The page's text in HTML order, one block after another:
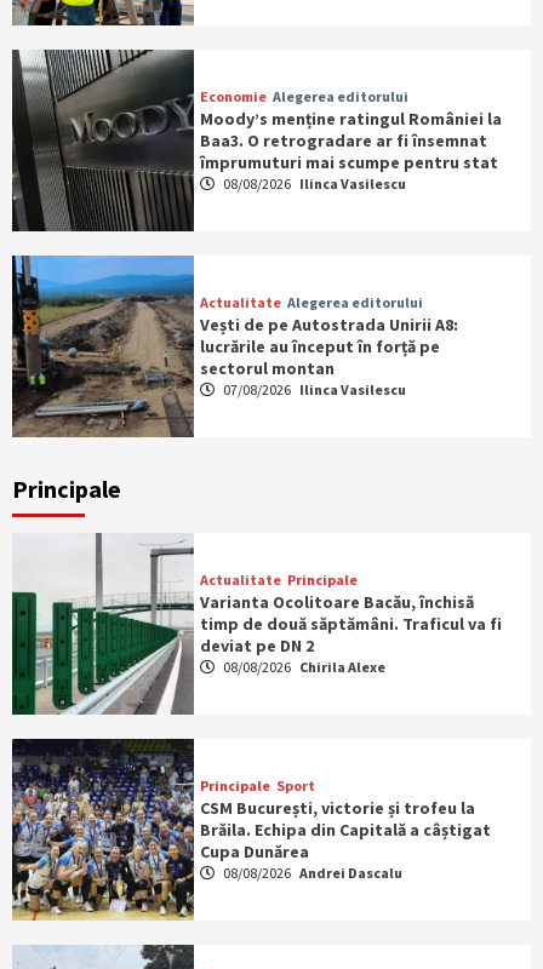
Economie Alegerea editorului
Moody’s menține ratingul României la
Baa3. O retrogradare ar fi însemnat
împrumuturi mai scumpe pentru stat
08/08/2026 Ilinca Vasilescu
Actualitate Alegerea editorului
Vești de pe Autostrada Unirii A8:
lucrările au început în forță pe
sectorul montan
07/08/2026 Ilinca Vasilescu
Principale
Actualitate Principale
Varianta Ocolitoare Bacău, închisă
timp de două săptămâni. Traficul va fi
deviat pe DN 2
08/08/2026 Chirila Alexe
Principale Sport
CSM București, victorie și trofeu la
Brăila. Echipa din Capitală a câștigat
Cupa Dunărea
08/08/2026 Andrei Dascalu